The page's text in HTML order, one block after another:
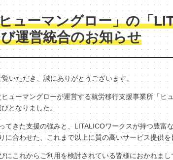
ューマングロー」の「
運営統合のお知らせ
いただき、誠にありがとうございます。
ューマングローが運営する就労移行支援事業所「ヒ
となりました。
てきた支援の強みと、LITALICOワークスが持つ豊富
に合わせた、これまで以上に質の高いサービス提供
にこれからご利用を検討されている皆様におかれま